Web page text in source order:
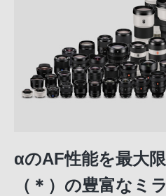
αのAF性能を最大
（＊）の豊富なミ